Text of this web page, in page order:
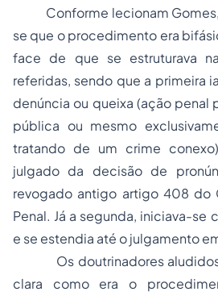
Conforme lecionam Gomes,
se que o procedimento era
face de que se estruturava
referidas, sendo que a primeira
denúncia ou queixa (ação penal
pública ou mesmo
tratando de um crime
julgado da decisão de
revogado antigo artigo 408 do
Penal. Já a segunda, iniciava-se
e se estendia até o julgamento
Os doutrinadores aludidos
clara como era o